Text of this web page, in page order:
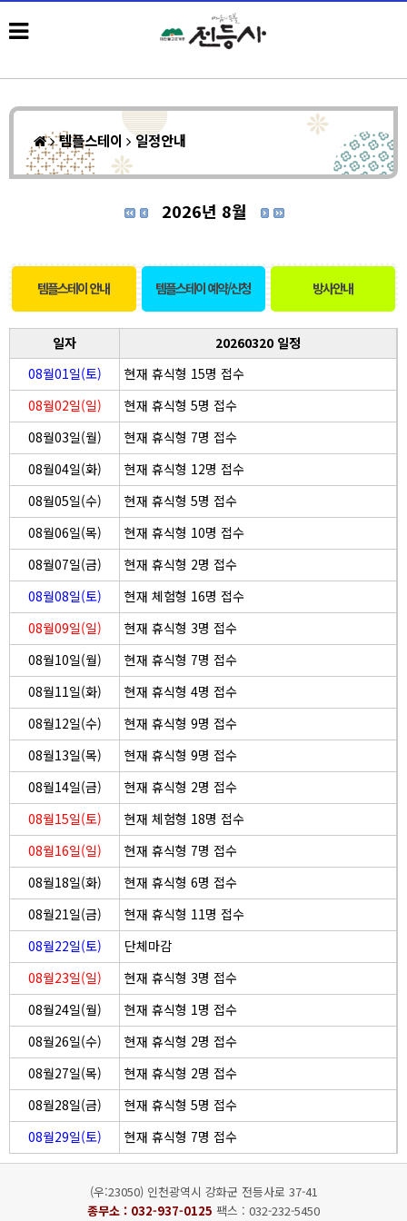
템플스테이 일정안내
2026년 8월
템플스테이 안내 템플스테이 예약/신청 방사안내
일자
20260320 일정
08월01일(토)
현재 휴식형 15명 접수
08월02일(일)
현재 휴식형 5명 접수
08월03일(월)
현재 휴식형 7명 접수
08월04일(화)
현재 휴식형 12명 접수
08월05일(수)
현재 휴식형 5명 접수
08월06일(목)
현재 휴식형 10명 접수
08월07일(금)
현재 휴식형 2명 접수
08월08일(토)
현재 체험형 16명 접수
08월09일(일)
현재 휴식형 3명 접수
08월10일(월)
현재 휴식형 7명 접수
08월11일(화)
현재 휴식형 4명 접수
08월12일(수)
현재 휴식형 9명 접수
08월13일(목)
현재 휴식형 9명 접수
08월14일(금)
현재 휴식형 2명 접수
08월15일(토)
현재 체험형 18명 접수
08월16일(일)
현재 휴식형 7명 접수
08월18일(화)
현재 휴식형 6명 접수
08월21일(금)
현재 휴식형 11명 접수
08월22일(토)
단체마감
08월23일(일)
현재 휴식형 3명 접수
08월24일(월)
현재 휴식형 1명 접수
08월26일(수)
현재 휴식형 2명 접수
08월27일(목)
현재 휴식형 2명 접수
08월28일(금)
현재 휴식형 5명 접수
08월29일(토)
현재 휴식형 7명 접수
(우:23050) 인천광역시 강화군 전등사로 37-41
종무소 : 032-937-0125 팩스 : 032-232-5450